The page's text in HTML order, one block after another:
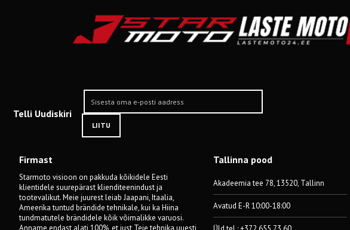
Telli Uudiskiri
LIITU
Firmast
Starmoto visioon on pakkuda kõikidele Eesti
klientidele suurepärast klienditeenindust ja
tootevalikut. Meie juurest leiab Jaapani, Itaalia,
Ameerika tuntud brändide tehnikale, kui ka Hiina
tundmatutele brändidele kõik võimalikke varuosi.
Anname endast alati 100%, et just Teie tehnika uuesti
Tallinna pood
Akadeemia tee 78, 13520, Tallinn
Avatud E-R 10:00-18:00